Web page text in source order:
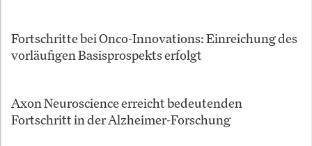
Fortschritte bei Onco-Innovations: Einreichung des
vorläufigen Basisprospekts erfolgt
Axon Neuroscience erreicht bedeutenden
Fortschritt in der Alzheimer-Forschung